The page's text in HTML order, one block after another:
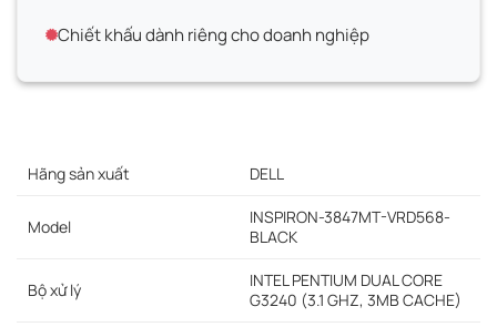
Chiết khấu dành riêng cho doanh nghiệp
Hãng sản xuất DELL
Model
INSPIRON-3847MT-VRD568-
BLACK
Bộ xử lý
INTEL PENTIUM DUAL CORE
G3240 (3.1 GHZ, 3MB CACHE)